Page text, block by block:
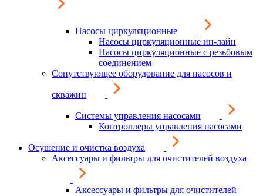
Насосы циркуляционные
Насосы циркуляционные ин-лайн
Насосы циркуляционные с резьбовым
соединением
Сопутствующее оборудование для насосов и
скважин
Системы управления насосами
Контроллеры управления насосами
Осушение и очистка воздуха
Аксессуары и фильтры для очистителей воздуха
Аксессуары и фильтры для очистителей